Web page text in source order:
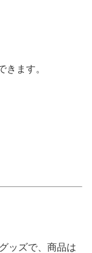
きます。
ッズで、商品は